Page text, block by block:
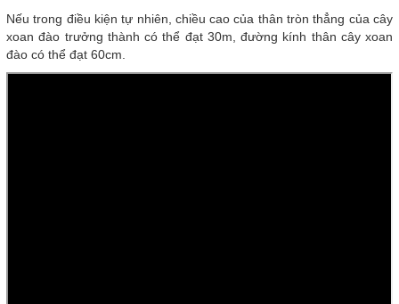
Nếu trong điều kiện tự nhiên, chiều cao của thân tròn thẳng của cây
xoan đào trưởng thành có thể đạt 30m, đường kính thân cây xoan
đào có thể đạt 60cm.